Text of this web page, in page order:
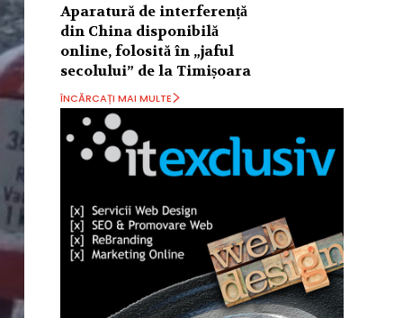
Aparatură de interferență
din China disponibilă
online, folosită în „jaful
secolului” de la Timișoara
ÎNCĂRCAȚI MAI MULTE